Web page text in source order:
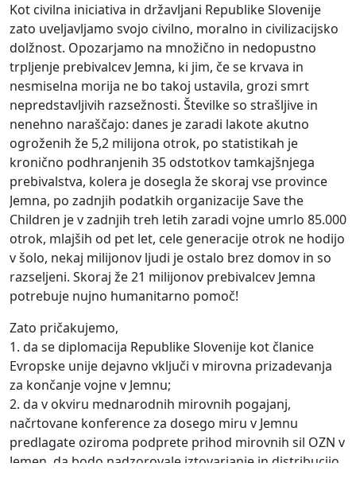
Kot civilna iniciativa in državljani Republike Slovenije
zato uveljavljamo svojo civilno, moralno in civilizacijsko
dolžnost. Opozarjamo na množično in nedopustno
trpljenje prebivalcev Jemna, ki jim, če se krvava in
nesmiselna morija ne bo takoj ustavila, grozi smrt
nepredstavljivih razsežnosti. Številke so strašljive in
nenehno naraščajo: danes je zaradi lakote akutno
ogroženih že 5,2 milijona otrok, po statistikah je
kronično podhranjenih 35 odstotkov tamkajšnjega
prebivalstva, kolera je dosegla že skoraj vse province
Jemna, po zadnjih podatkih organizacije Save the
Children je v zadnjih treh letih zaradi vojne umrlo 85.000
otrok, mlajših od pet let, cele generacije otrok ne hodijo
v šolo, nekaj milijonov ljudi je ostalo brez domov in so
razseljeni. Skoraj že 21 milijonov prebivalcev Jemna
potrebuje nujno humanitarno pomoč!
Zato pričakujemo,
1. da se diplomacija Republike Slovenije kot članice
Evropske unije dejavno vključi v mirovna prizadevanja
za končanje vojne v Jemnu;
2. da v okviru mednarodnih mirovnih pogajanj,
načrtovane konference za dosego miru v Jemnu
predlagate oziroma podprete prihod mirovnih sil OZN v
Jemen, da bodo nadzorovale iztovarjanje in distribucijo